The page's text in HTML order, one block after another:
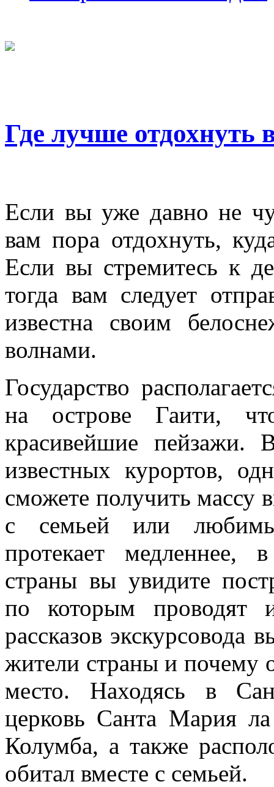
Где лучше отдохнуть
Если вы уже давно не
вам пора отдохнуть,
Если вы стремитесь к
тогда вам следует
известна своим
волнами.
Государство
на острове Гаити,
красивейшие пейзажи.
известных курортов,
сможете получить массу
с семьей или
протекает медленнее,
страны вы увидите
по которым проводят
рассказов экскурсовода
жители страны и почему
место. Находясь в
церковь Санта Мария
Колумба, а также
обитал вместе с семьей.